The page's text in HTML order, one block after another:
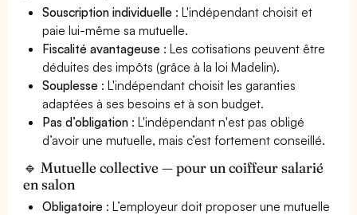
Souscription individuelle : L'indépendant choisit et
paie lui-même sa mutuelle.
Fiscalité avantageuse : Les cotisations peuvent être
déduites des impôts (grâce à la loi Madelin).
Souplesse : L'indépendant choisit les garanties
adaptées à ses besoins et à son budget.
Pas d’obligation : L'indépendant n'est pas obligé
d’avoir une mutuelle, mais c’est fortement conseillé.
🔹 Mutuelle collective — pour un coiffeur salarié
en salon
Obligatoire : L’employeur doit proposer une mutuelle